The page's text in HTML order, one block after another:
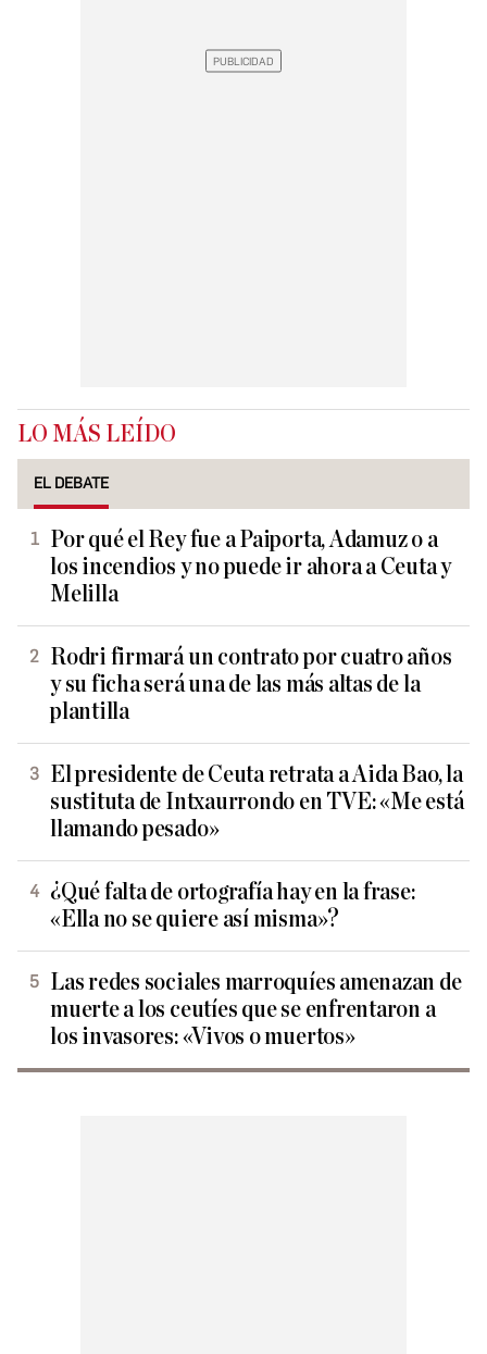
LO MÁS LEÍDO
EL DEBATE
Por qué el Rey fue a Paiporta, Adamuz o a
los incendios y no puede ir ahora a Ceuta y
Melilla
Rodri firmará un contrato por cuatro años
y su ficha será una de las más altas de la
plantilla
El presidente de Ceuta retrata a Aida Bao, la
sustituta de Intxaurrondo en TVE: «Me está
llamando pesado»
¿Qué falta de ortografía hay en la frase:
«Ella no se quiere así misma»?
Las redes sociales marroquíes amenazan de
muerte a los ceutíes que se enfrentaron a
los invasores: «Vivos o muertos»